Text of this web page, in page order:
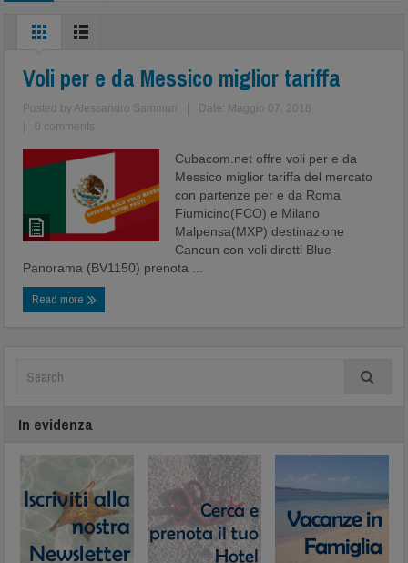
Voli per e da Messico miglior tariffa
Posted by Alessandro Sammuri
Date: Maggio 07, 2018
0 comments
Cubacom.net offre voli per e da
Messico miglior tariffa del mercato
con partenze per e da Roma
Fiumicino(FCO) e Milano
Malpensa(MXP) destinazione
Cancun con voli diretti Blue
Panorama (BV1150) prenota ...
Read more
In evidenza